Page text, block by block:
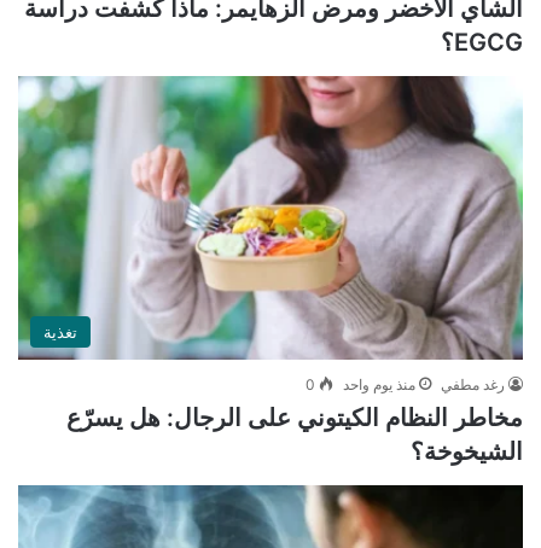
الشاي الأخضر ومرض ألزهايمر: ماذا كشفت دراسة
EGCG؟
تغذية
رغد مطفي منذ يوم واحد 0
مخاطر النظام الكيتوني على الرجال: هل يسرّع
الشيخوخة؟